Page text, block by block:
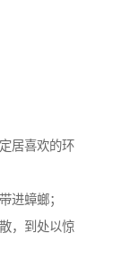
居喜欢的环
进蟑螂；
，到处以惊